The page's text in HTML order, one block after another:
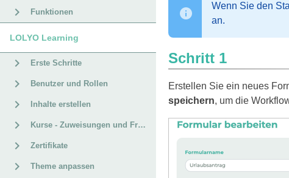
Funktionen
LOLYO Learning
Erste Schritte
Benutzer und Rollen
Inhalte erstellen
Kurse - Zuweisungen und Fristen
Zertifikate
Theme anpassen
Wenn Sie den
an.
Schritt 1
Erstellen Sie ein neues
speichern, um die